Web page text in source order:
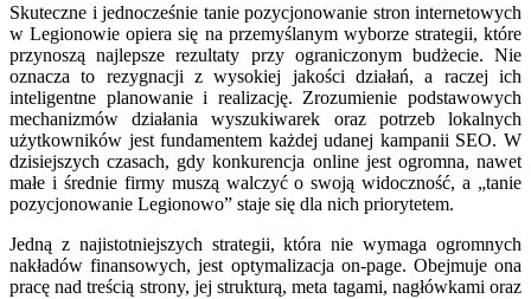
Skuteczne i jednocześnie tanie pozycjonowanie stron internetowych
w Legionowie opiera się na przemyślanym wyborze strategii, które
przynoszą najlepsze rezultaty przy ograniczonym budżecie. Nie
oznacza to rezygnacji z wysokiej jakości działań, a raczej ich
inteligentne planowanie i realizację. Zrozumienie podstawowych
mechanizmów działania wyszukiwarek oraz potrzeb lokalnych
użytkowników jest fundamentem każdej udanej kampanii SEO. W
dzisiejszych czasach, gdy konkurencja online jest ogromna, nawet
małe i średnie firmy muszą walczyć o swoją widoczność, a „tanie
pozycjonowanie Legionowo” staje się dla nich priorytetem.
Jedną z najistotniejszych strategii, która nie wymaga ogromnych
nakładów finansowych, jest optymalizacja on-page. Obejmuje ona
pracę nad treścią strony, jej strukturą, meta tagami, nagłówkami oraz